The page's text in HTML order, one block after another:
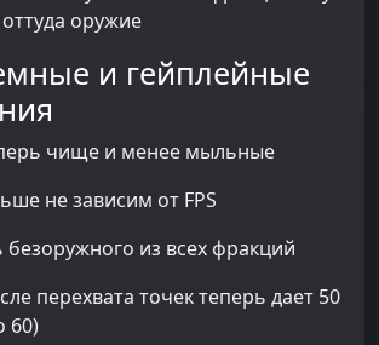
оружие
и гейплейные
чище и менее мыльные
не зависим от FPS
из всех фракций
перехвата точек теперь дает 50
60)